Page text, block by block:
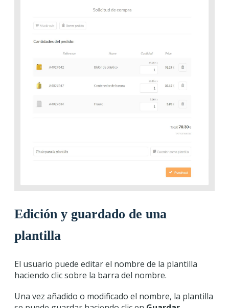
Edición y guardado de una
plantilla
El usuario puede editar el nombre de la plantilla
haciendo clic sobre la barra del nombre.
Una vez añadido o modificado el nombre, la plantilla